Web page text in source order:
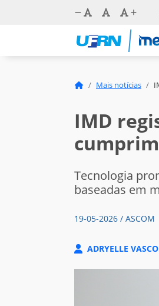
Mais notícias
IMD
Tecnologia
baseadas em
19-05-2026 / ASCOM
ADRYELLE